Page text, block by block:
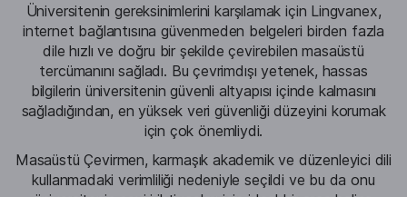
Üniversitenin gereksinimlerini karşılamak için Lingvanex,
internet bağlantısına güvenmeden belgeleri birden fazla
dile hızlı ve doğru bir şekilde çevirebilen masaüstü
tercümanını sağladı. Bu çevrimdışı yetenek, hassas
bilgilerin üniversitenin güvenli altyapısı içinde kalmasını
sağladığından, en yüksek veri güvenliği düzeyini korumak
için çok önemliydi.
Masaüstü Çevirmen, karmaşık akademik ve düzenleyici dili
kullanmadaki verimliliği nedeniyle seçildi ve bu da onu